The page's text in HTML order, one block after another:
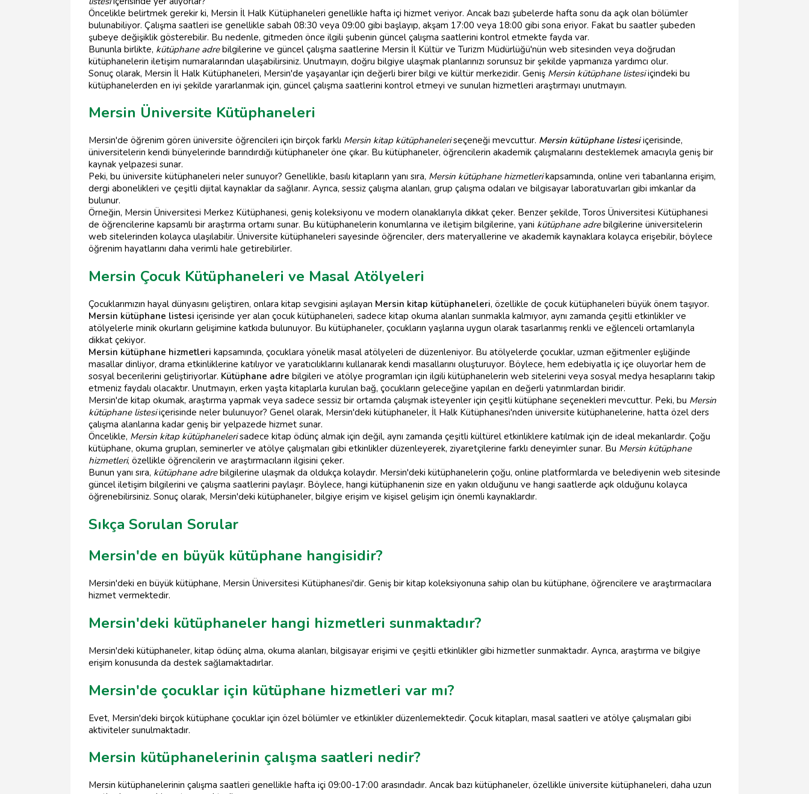
Öncelikle belirtmek gerekir ki, Mersin İl Halk Kütüphaneleri genellikle hafta içi hizmet veriyor. Ancak bazı şubelerde hafta sonu da açık olan bölümler
bulunabiliyor. Çalışma saatleri ise genellikle sabah 08:30 veya 09:00 gibi başlayıp, akşam 17:00 veya 18:00 gibi sona eriyor. Fakat bu saatler şubeden
şubeye değişiklik gösterebilir. Bu nedenle, gitmeden önce ilgili şubenin güncel çalışma saatlerini kontrol etmekte fayda var.
Bununla birlikte, kütüphane adrebilgilerine ve güncel çalışma saatlerine Mersin İl Kültür ve Turizm Müdürlüğü'nün web sitesinden veya doğrudan
kütüphanelerin iletişim numaralarından ulaşabilirsiniz. Unutmayın, doğru bilgiye ulaşmak planlarınızı sorunsuz bir şekilde yapmanıza yardımcı olur.
Sonuç olarak, Mersin İl Halk Kütüphaneleri, Mersin'de yaşayanlar için değerli birer bilgi ve kültür merkezidir. Geniş Mersin kütüphane listesiiçindeki bu
kütüphanelerden en iyi şekilde yararlanmak için, güncel çalışma saatlerini kontrol etmeyi ve sunulan hizmetleri araştırmayı unutmayın.
Mersin Üniversite Kütüphaneleri
Mersin'de öğrenim gören üniversite öğrencileri için birçok farklı Mersin kitap kütüphaneleriseçeneği mevcuttur. Mersin kütüphane listesiiçerisinde,
üniversitelerin kendi bünyelerinde barındırdığı kütüphaneler öne çıkar. Bu kütüphaneler, öğrencilerin akademik çalışmalarını desteklemek amacıyla geniş bir
kaynak yelpazesi sunar.
Peki, bu üniversite kütüphaneleri neler sunuyor? Genellikle, basılı kitapların yanı sıra, Mersin kütüphane hizmetlerikapsamında, online veri tabanlarına erişim,
dergi abonelikleri ve çeşitli dijital kaynaklar da sağlanır. Ayrıca, sessiz çalışma alanları, grup çalışma odaları ve bilgisayar laboratuvarları gibi imkanlar da
bulunur.
Örneğin, Mersin Üniversitesi Merkez Kütüphanesi, geniş koleksiyonu ve modern olanaklarıyla dikkat çeker. Benzer şekilde, Toros Üniversitesi Kütüphanesi
de öğrencilerine kapsamlı bir araştırma ortamı sunar. Bu kütüphanelerin konumlarına ve iletişim bilgilerine, yani kütüphane adrebilgilerine üniversitelerin
web sitelerinden kolayca ulaşılabilir. Üniversite kütüphaneleri sayesinde öğrenciler, ders materyallerine ve akademik kaynaklara kolayca erişebilir, böylece
öğrenim hayatlarını daha verimli hale getirebilirler.
Mersin Çocuk Kütüphaneleri ve Masal Atölyeleri
Çocuklarımızın hayal dünyasını geliştiren, onlara kitap sevgisini aşılayan Mersin kitap kütüphaneleri, özellikle de çocuk kütüphaneleri büyük önem taşıyor.
Mersin kütüphane listesi içerisinde yer alan çocuk kütüphaneleri, sadece kitap okuma alanları sunmakla kalmıyor, aynı zamanda çeşitli etkinlikler ve
atölyelerle minik okurların gelişimine katkıda bulunuyor. Bu kütüphaneler, çocukların yaşlarına uygun olarak tasarlanmış renkli ve eğlenceli ortamlarıyla
dikkat çekiyor.
Mersin kütüphane hizmetleri kapsamında, çocuklara yönelik masal atölyeleri de düzenleniyor. Bu atölyelerde çocuklar, uzman eğitmenler eşliğinde
masallar dinliyor, drama etkinliklerine katılıyor ve yaratıcılıklarını kullanarak kendi masallarını oluşturuyor. Böylece, hem edebiyatla iç içe oluyorlar hem de
sosyal becerilerini geliştiriyorlar. Kütüphane adre bilgileri ve atölye programları için ilgili kütüphanelerin web sitelerini veya sosyal medya hesaplarını takip
etmeniz faydalı olacaktır. Unutmayın, erken yaşta kitaplarla kurulan bağ, çocukların geleceğine yapılan en değerli yatırımlardan biridir.
Mersin'de kitap okumak, araştırma yapmak veya sadece sessiz bir ortamda çalışmak isteyenler için çeşitli kütüphane seçenekleri mevcuttur. Peki, bu Mersin
kütüphane listesiiçerisinde neler bulunuyor? Genel olarak, Mersin'deki kütüphaneler, İl Halk Kütüphanesi'nden üniversite kütüphanelerine, hatta özel ders
çalışma alanlarına kadar geniş bir yelpazede hizmet sunar.
Öncelikle, Mersin kitap kütüphanelerisadece kitap ödünç almak için değil, aynı zamanda çeşitli kültürel etkinliklere katılmak için de ideal mekanlardır. Çoğu
kütüphane, okuma grupları, seminerler ve atölye çalışmaları gibi etkinlikler düzenleyerek, ziyaretçilerine farklı deneyimler sunar. Bu Mersin kütüphane
hizmetleri, özellikle öğrencilerin ve araştırmacıların ilgisini çeker.
Bunun yanı sıra, kütüphane adrebilgilerine ulaşmak da oldukça kolaydır. Mersin'deki kütüphanelerin çoğu, online platformlarda ve belediyenin web sitesinde
güncel iletişim bilgilerini ve çalışma saatlerini paylaşır. Böylece, hangi kütüphanenin size en yakın olduğunu ve hangi saatlerde açık olduğunu kolayca
öğrenebilirsiniz. Sonuç olarak, Mersin'deki kütüphaneler, bilgiye erişim ve kişisel gelişim için önemli kaynaklardır.
Sıkça Sorulan Sorular
Mersin'de en büyük kütüphane hangisidir?
Mersin'deki en büyük kütüphane, Mersin Üniversitesi Kütüphanesi'dir. Geniş bir kitap koleksiyonuna sahip olan bu kütüphane, öğrencilere ve araştırmacılara
hizmet vermektedir.
Mersin'deki kütüphaneler hangi hizmetleri sunmaktadır?
Mersin'deki kütüphaneler, kitap ödünç alma, okuma alanları, bilgisayar erişimi ve çeşitli etkinlikler gibi hizmetler sunmaktadır. Ayrıca, araştırma ve bilgiye
erişim konusunda da destek sağlamaktadırlar.
Mersin'de çocuklar için kütüphane hizmetleri var mı?
Evet, Mersin'deki birçok kütüphane çocuklar için özel bölümler ve etkinlikler düzenlemektedir. Çocuk kitapları, masal saatleri ve atölye çalışmaları gibi
aktiviteler sunulmaktadır.
Mersin kütüphanelerinin çalışma saatleri nedir?
Mersin kütüphanelerinin çalışma saatleri genellikle hafta içi 09:00-17:00 arasındadır. Ancak bazı kütüphaneler, özellikle üniversite kütüphaneleri, daha uzun